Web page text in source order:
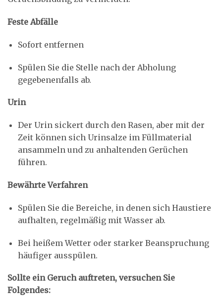
Feste Abfälle
Sofort entfernen
Spülen Sie die Stelle nach der Abholung
gegebenenfalls ab.
Urin
Der Urin sickert durch den Rasen, aber mit der
Zeit können sich Urinsalze im Füllmaterial
ansammeln und zu anhaltenden Gerüchen
führen.
Bewährte Verfahren
Spülen Sie die Bereiche, in denen sich Haustiere
aufhalten, regelmäßig mit Wasser ab.
Bei heißem Wetter oder starker Beanspruchung
häufiger ausspülen.
Sollte ein Geruch auftreten, versuchen Sie
Folgendes: